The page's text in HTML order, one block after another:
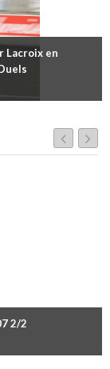
Lacroix en
2/2